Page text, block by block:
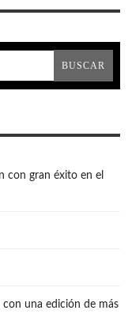
con gran éxito en el
con una edición de más